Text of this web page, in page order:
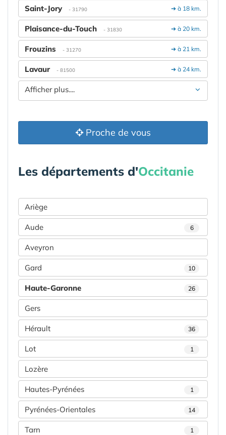
➔ à 18 km.
Saint-Jory - 31790
➔ à 20 km.
Plaisance-du-Touch - 31830
➔ à 21 km.
Frouzins - 31270
➔ à 24 km.
Lavaur - 81500
Afficher plus....
Proche de vous
Les départements d'Occitanie
Ariège
Aude 6
Aveyron
Gard 10
Haute-Garonne 26
Gers
Hérault 36
Lot 1
Lozère
Hautes-Pyrénées 1
Pyrénées-Orientales 14
Tarn 1